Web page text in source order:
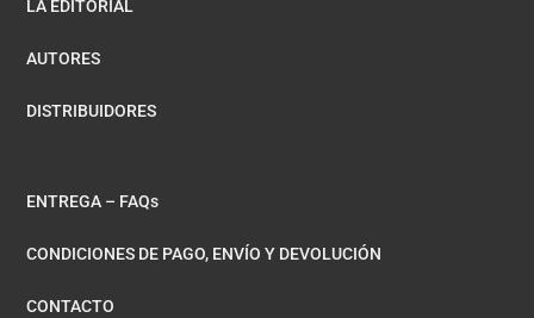
LA EDITORIAL
AUTORES
DISTRIBUIDORES
ENTREGA – FAQs
CONDICIONES DE PAGO, ENVÍO Y DEVOLUCIÓN
CONTACTO